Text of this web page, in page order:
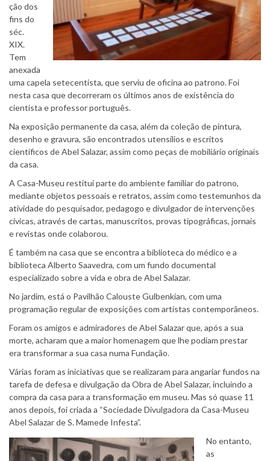
ção dos
fins do
séc.
XIX.
Tem
anexada
uma capela setecentista, que serviu de oficina ao patrono. Foi
nesta casa que decorreram os últimos anos de existência do
cientista e professor português.
Na exposição permanente da casa, além da coleção de pintura,
desenho e gravura, são encontrados utensílios e escritos
científicos de Abel Salazar, assim como peças de mobiliário originais
da casa.
A Casa-Museu restitui parte do ambiente familiar do patrono,
mediante objetos pessoais e retratos, assim como testemunhos da
atividade do pesquisador, pedagogo e divulgador de intervenções
cívicas, através de cartas, manuscritos, provas tipográficas, jornais
e revistas onde colaborou.
É também na casa que se encontra a biblioteca do médico e a
biblioteca Alberto Saavedra, com um fundo documental
especializado sobre a vida e obra de Abel Salazar.
No jardim, está o Pavilhão Calouste Gulbenkian, com uma
programação regular de exposições com artistas contemporâneos.
Foram os amigos e admiradores de Abel Salazar que, após a sua
morte, acharam que a maior homenagem que lhe podiam prestar
era transformar a sua casa numa Fundação.
Várias foram as iniciativas que se realizaram para angariar fundos na
tarefa de defesa e divulgação da Obra de Abel Salazar, incluindo a
compra da casa para a transformação em museu. Mas só quase 11
anos depois, foi criada a “Sociedade Divulgadora da Casa-Museu
Abel Salazar de S. Mamede Infesta”.
No entanto,
as